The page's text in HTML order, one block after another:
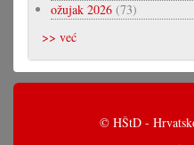
ožujak 2026 (73)
>> već
© HŠtD -